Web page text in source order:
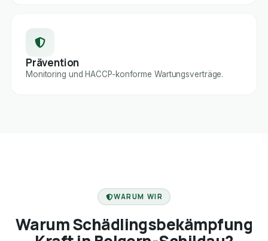
Prävention
Monitoring und HACCP-konforme Wartungsverträge.
WARUM WIR
Warum Schädlingsbekämpfung